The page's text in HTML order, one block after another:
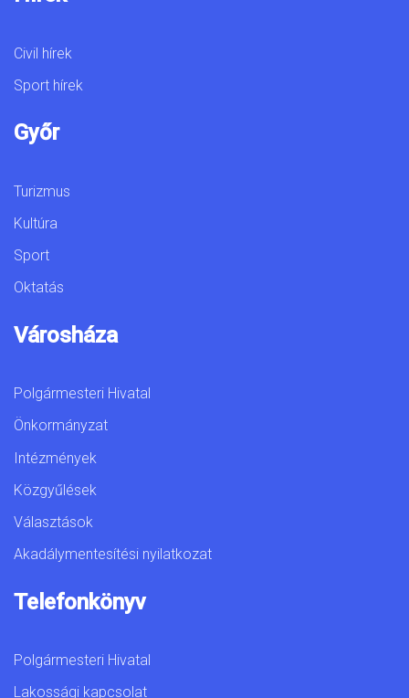
Civil hírek
Sport hírek
Győr
Turizmus
Kultúra
Sport
Oktatás
Városháza
Polgármesteri Hivatal
Önkormányzat
Intézmények
Közgyűlések
Választások
Akadálymentesítési nyilatkozat
Telefonkönyv
Polgármesteri Hivatal
Lakossági kapcsolat